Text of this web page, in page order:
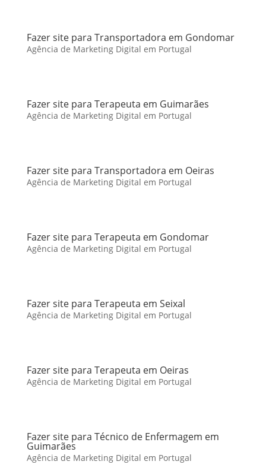
Fazer site para Transportadora em Gondomar
Agência de Marketing Digital em Portugal
Fazer site para Terapeuta em Guimarães
Agência de Marketing Digital em Portugal
Fazer site para Transportadora em Oeiras
Agência de Marketing Digital em Portugal
Fazer site para Terapeuta em Gondomar
Agência de Marketing Digital em Portugal
Fazer site para Terapeuta em Seixal
Agência de Marketing Digital em Portugal
Fazer site para Terapeuta em Oeiras
Agência de Marketing Digital em Portugal
Fazer site para Técnico de Enfermagem em
Guimarães
Agência de Marketing Digital em Portugal